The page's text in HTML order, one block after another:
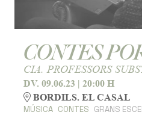
CONTES
CIA. PROFESSORS
DV. 09.06.23 | 20:00 H
BORDILS. EL CASAL
MÚSICA CONTES GRANS